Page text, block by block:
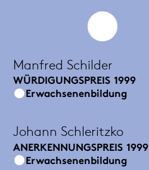
Manfred Schilder
WÜRDIGUNGSPREIS 1999
Erwachsenenbildung
Johann Schleritzko
ANERKENNUNGSPREIS 1999
Erwachsenenbildung